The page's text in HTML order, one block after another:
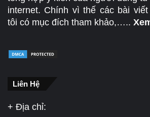
internet. Chính vì thế các bài
tôi có mục đích tham khảo,…..
Liên Hệ
+ Địa chỉ: